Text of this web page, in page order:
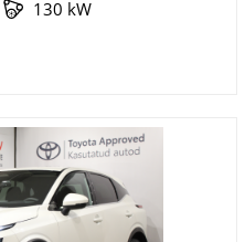
130 kW